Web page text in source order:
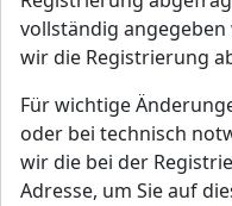
vollständig
wir die Registrierung
Für wichtige
oder bei technisch
wir die bei der
Adresse, um Sie auf